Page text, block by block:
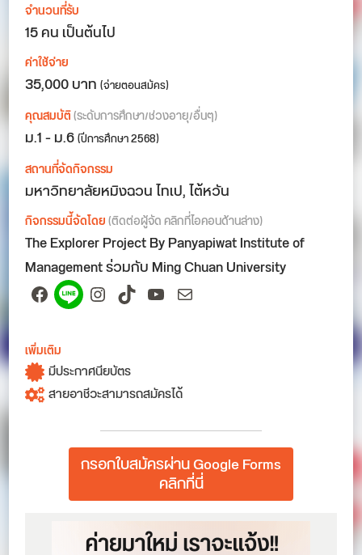
จำนวนที่รับ
15 คน เป็นต้นไป
ค่าใช้จ่าย
35,000 บาท(จ่ายตอนสมัคร)
คุณสมบัติ(ระดับการศึกษา/ช่วงอายุ/อื่นๆ)
ม.1 - ม.6(ปีการศึกษา 2568)
สถานที่จัดกิจกรรม
มหาวิทยาลัยหมิงฉวน ไทเป, ไต้หวัน
กิจกรรมนี้จัดโดย(ติดต่อผู้จัด คลิกที่ไอคอนด้านล่าง)
The Explorer Project By Panyapiwat Institute of
Management ร่วมกับ Ming Chuan University
Facebook
SpotifyInstagram
TikTokYouTube
Mail
เพิ่มเติม
มีประกาศนียบัตร
สายอาชีวะสามารถสมัครได้
กรอกใบสมัครผ่าน Google Forms
คลิกที่นี่